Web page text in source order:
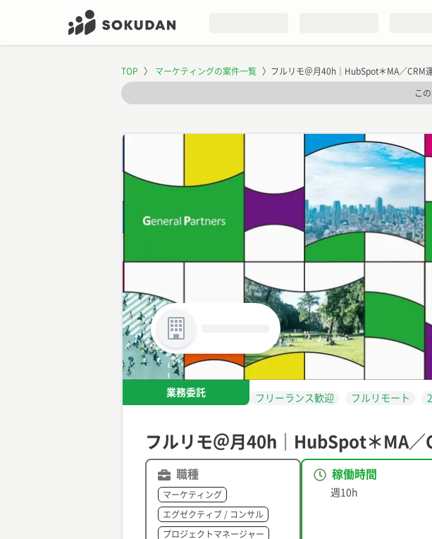
TOP 〉 マーケティングの案件一覧 〉 フルリモ＠月40h｜HubSpot＊MA／CRM
こ
業務委託
フリーランス歓迎 フルリモート
フルリモ＠月40h｜HubSpot＊MA／
職種
マーケティング
エグゼクティブ / コンサル
プロジェクトマネージャー
稼働時間
週10h